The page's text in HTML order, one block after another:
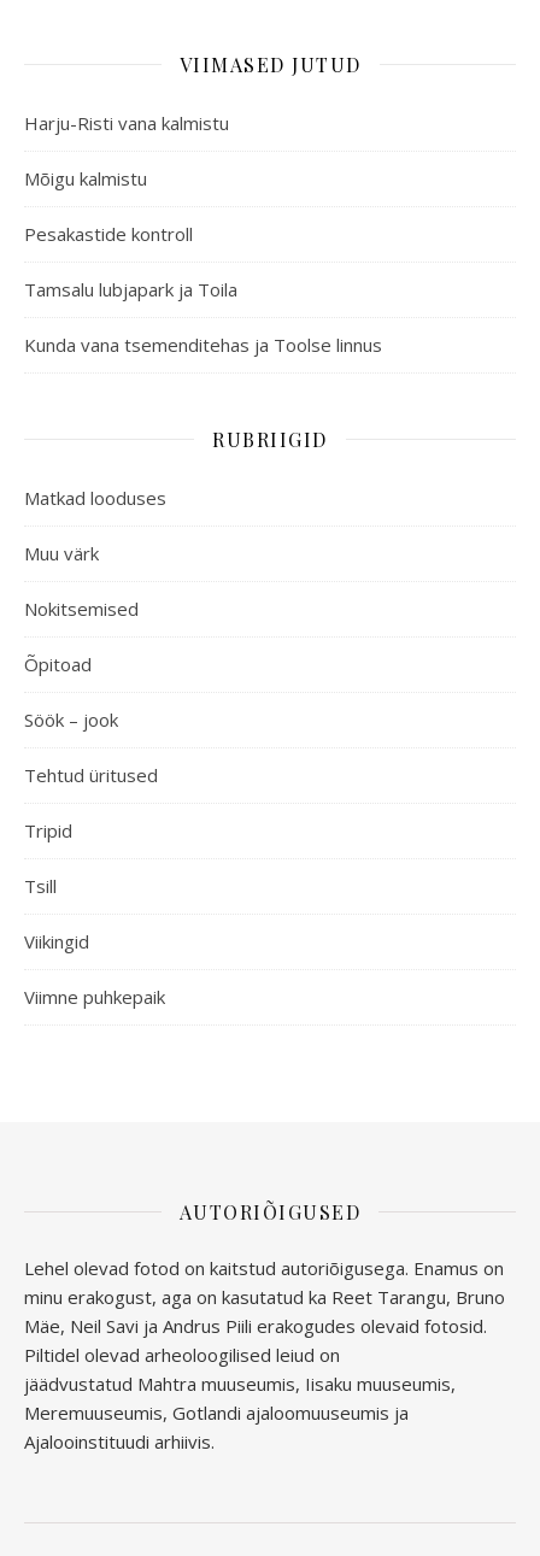
VIIMASED JUTUD
Harju-Risti vana kalmistu
Mõigu kalmistu
Pesakastide kontroll
Tamsalu lubjapark ja Toila
Kunda vana tsemenditehas ja Toolse linnus
RUBRIIGID
Matkad looduses
Muu värk
Nokitsemised
Õpitoad
Söök – jook
Tehtud üritused
Tripid
Tsill
Viikingid
Viimne puhkepaik
AUTORIÕIGUSED
Lehel olevad fotod on kaitstud autoriõigusega. Enamus on
minu erakogust, aga on kasutatud ka Reet Tarangu, Bruno
Mäe, Neil Savi ja Andrus Piili erakogudes olevaid fotosid.
Piltidel olevad arheoloogilised leiud on
jäädvustatud Mahtra muuseumis, Iisaku muuseumis,
Meremuuseumis, Gotlandi ajaloomuuseumis ja
Ajalooinstituudi arhiivis.